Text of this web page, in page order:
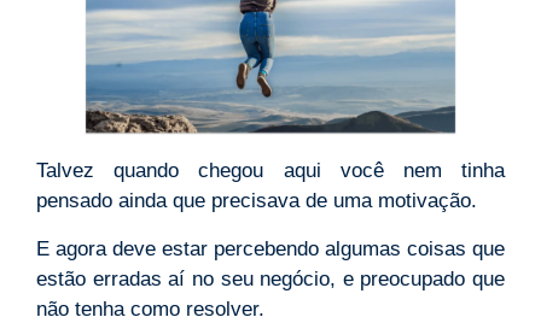
Talvez quando chegou aqui você nem tinha
pensado ainda que precisava de uma motivação.
E agora deve estar percebendo algumas coisas que
estão erradas aí no seu negócio, e preocupado que
não tenha como resolver.